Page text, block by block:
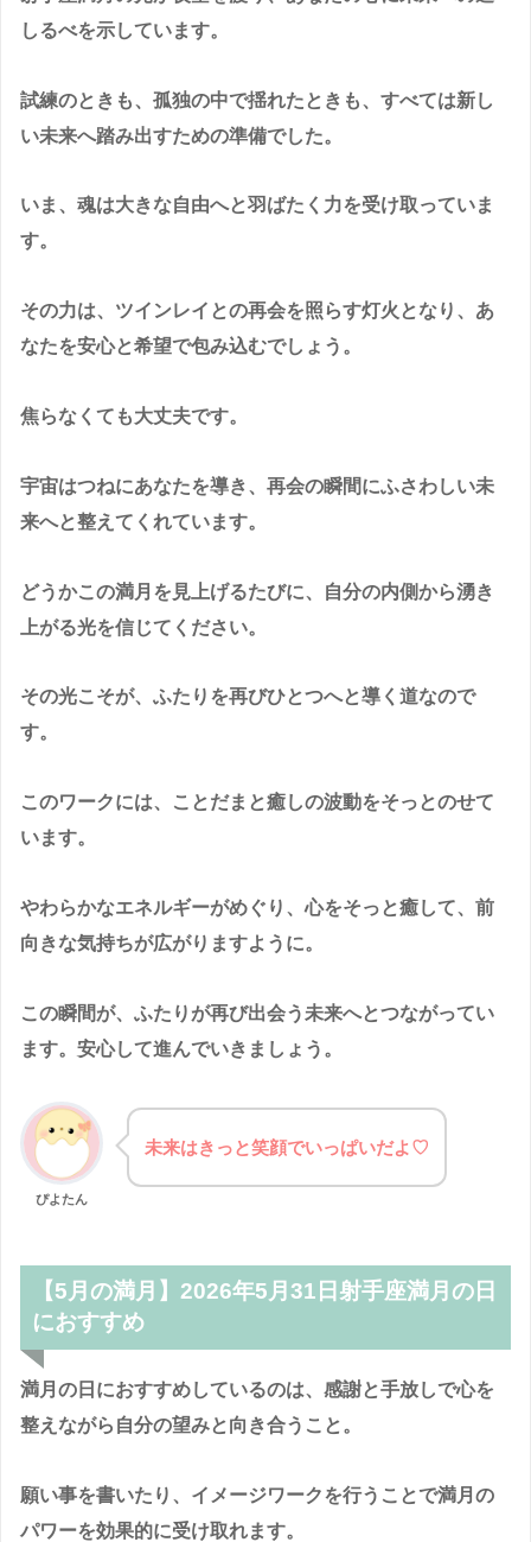
しるべを示しています。
試練のときも、孤独の中で揺れたときも、すべては新し
い未来へ踏み出すための準備でした。
いま、魂は大きな自由へと羽ばたく力を受け取っていま
す。
その力は、ツインレイとの再会を照らす灯火となり、あ
なたを安心と希望で包み込むでしょう。
焦らなくても大丈夫です。
宇宙はつねにあなたを導き、再会の瞬間にふさわしい未
来へと整えてくれています。
どうかこの満月を見上げるたびに、自分の内側から湧き
上がる光を信じてください。
その光こそが、ふたりを再びひとつへと導く道なので
す。
このワークには、
ことだまと癒しの波動をそっとのせて
います。
やわらかなエネルギーがめぐり、心をそっと癒して、前
向きな気持ちが広がりますように。
この瞬間が、ふたりが再び出会う未来へとつながってい
ます。安心して進んでいきましょう。
ぴよたん
未来はきっと笑顔でいっぱいだよ♡
【5月の満月】2026年5月31日射手座満月の日
におすすめ
満月の日におすすめしているのは、感謝と手放しで心を
整えながら自分の望みと向き合うこと。
願い事を書いたり、イメージワークを行うことで満月の
パワーを効果的に受け取れます。